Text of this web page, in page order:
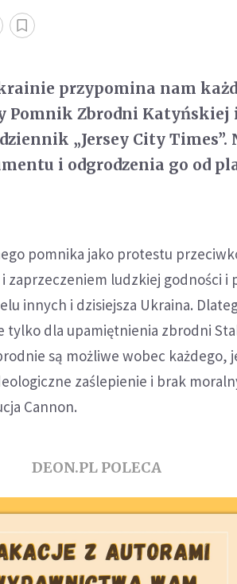
przypomina nam
Zbrodni Katyńskiej
„Jersey City Times”.
i odgrodzenia go od
pomnika jako protestu
zaprzeczeniem ludzkiej godności i
innych i dzisiejsza Ukraina.
tylko dla upamiętnienia zbrodni
są możliwe wobec każdego,
zaślepienie i brak
Cannon.
DEON.PL POLECA